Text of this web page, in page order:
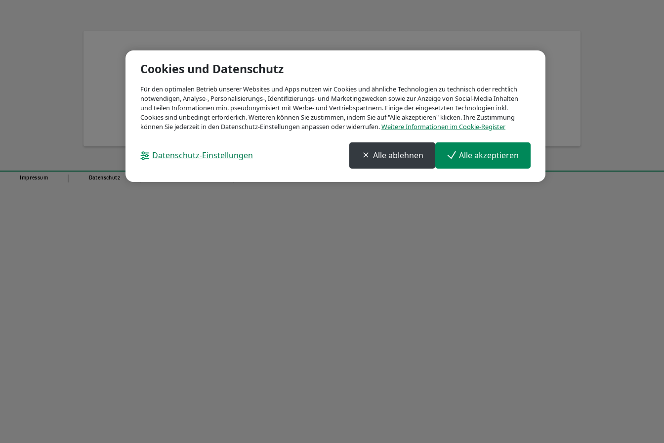
Es ist ein Problem aufgetreten. Bitte versuchen Sie es später noch einmal.
Impressum Datenschutz
Cookies und Datenschutz
Für den optimalen Betrieb unserer Websites und Apps nutzen wir Cookies und ähnliche Technologien zu technisch oder rechtlich
notwendigen, Analyse-, Personalisierungs-, Identifizierungs- und Marketingzwecken sowie zur Anzeige von Social-Media Inhalten
und teilen Informationen min. pseudonymisiert mit Werbe- und Vertriebspartnern. Einige der eingesetzten Technologien inkl.
Cookies sind unbedingt erforderlich. Weiteren können Sie zustimmen, indem Sie auf "Alle akzeptieren" klicken. Ihre Zustimmung
können Sie jederzeit in den Datenschutz-Einstellungen anpassen oder widerrufen.Weitere Informationen im Cookie-Register
Datenschutz-Einstellungen Alle ablehnen Alle akzeptieren